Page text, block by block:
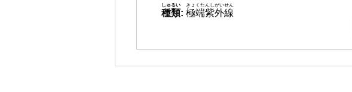
種類
しゅるい
: 極端紫外線
きょくたんしがいせん